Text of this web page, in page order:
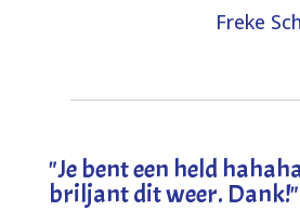
Freke
"Je bent een held
briljant dit weer. Dank!"